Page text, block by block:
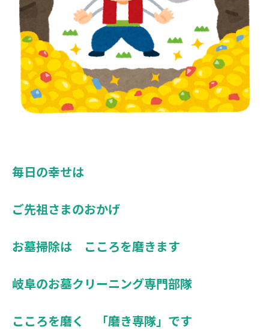
毎日の幸せは
ご先祖さまのおかげ
お墓掃除は こころを磨きます
岐阜のお墓クリーニング専門部隊
こころを磨く 「磨き専隊」です